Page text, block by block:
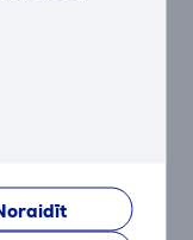
stilistu darbu.
ilgāk par 5
uzgalis ir
jutīgai galvas